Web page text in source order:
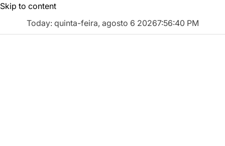
Skip to content
Today: quinta-feira, agosto 6 20267:56:41 PM